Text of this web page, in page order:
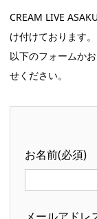
CREAM LIVE
け付けております。
以下のフォームか
せください。
お名前(必須)